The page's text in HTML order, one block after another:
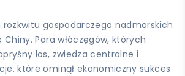
rozkwitu gospodarczego nadmorskich
Para włóczęgów, których
los, zwiedza centralne i
które ominął ekonomiczny sukces